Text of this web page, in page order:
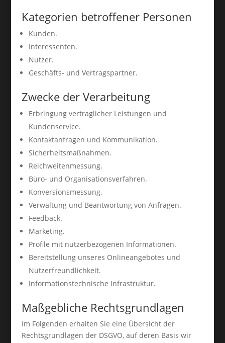
Kategorien betroffener Personen
Kunden.
Interessenten.
Nutzer.
Geschäfts- und Vertragspartner.
Zwecke der Verarbeitung
Erbringung vertraglicher Leistungen und
Kundenservice.
Kontaktanfragen und Kommunikation.
Sicherheitsmaßnahmen.
Reichweitenmessung.
Büro- und Organisationsverfahren.
Konversionsmessung.
Verwaltung und Beantwortung von Anfragen.
Feedback.
Marketing.
Profile mit nutzerbezogenen Informationen.
Bereitstellung unseres Onlineangebotes und
Nutzerfreundlichkeit.
Informationstechnische Infrastruktur.
Maßgebliche Rechtsgrundlagen
Im Folgenden erhalten Sie eine Übersicht der
Rechtsgrundlagen der DSGVO, auf deren Basis wir